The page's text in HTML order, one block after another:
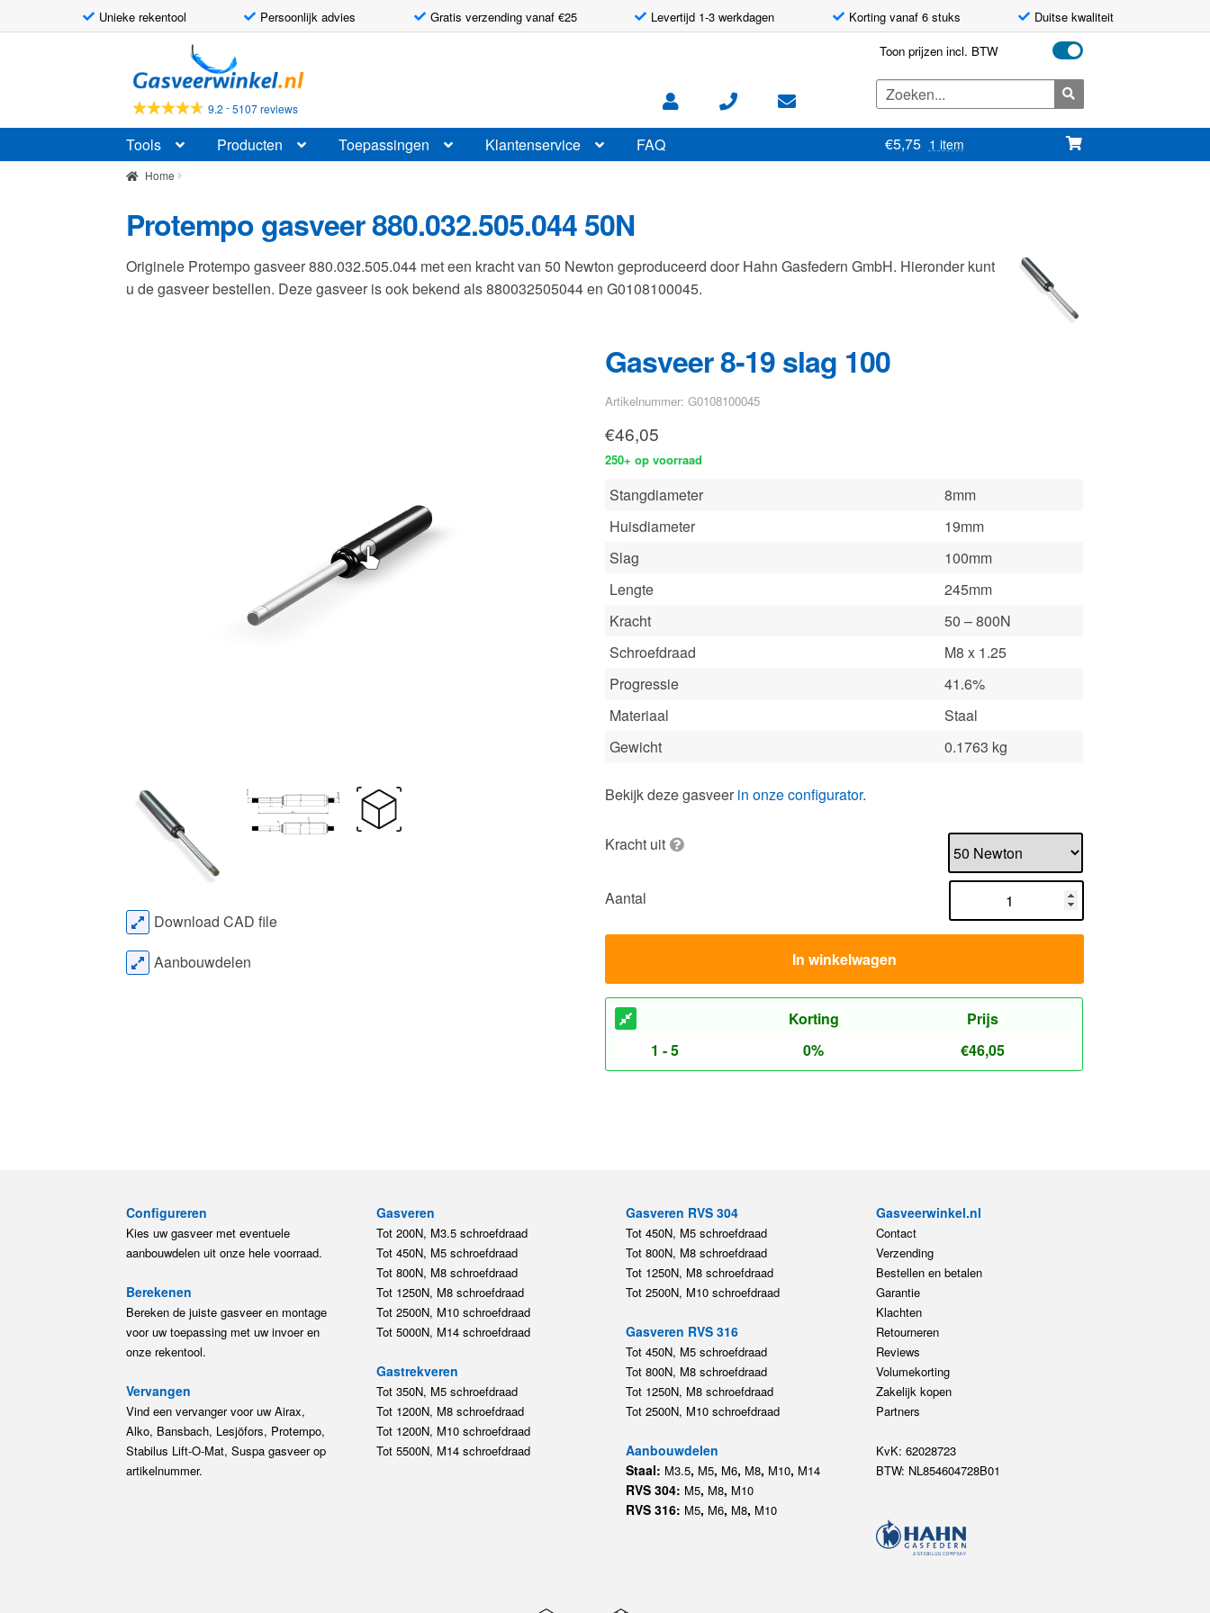
Unieke rekentool Persoonlijk advies Gratis verzending vanaf €25 Levertijd 1-3 werkdagen Korting vanaf 6 stuks Duitse kwaliteit
door
naar
navigatie
naar
de
inhoud
9.2 -5107 reviews
Toon prijzen incl. BTW
Zoeken
naar:
Tools Producten Toepassingen Klantenservice FAQ €5,75 1 item
Home
Protempo gasveer 880.032.505.044 50N
Originele Protempo gasveer 880.032.505.044 met een kracht van 50 Newton geproduceerd door Hahn Gasfedern GmbH. Hieronder kunt
u de gasveer bestellen. Deze gasveer is ook bekend als 880032505044 en G0108100045.
Gasveer 8-19 slag 100
Artikelnummer: G0108100045
€46,05
250+ op voorraad
Stangdiameter
8mm
Huisdiameter
19mm
Slag
100mm
Lengte
245mm
Kracht
50 – 800N
Schroefdraad
M8 x 1.25
Progressie
41.6%
Materiaal
Staal
Gewicht
0.1763 kg
Bekijk deze gasveer in onze configurator.
Kracht uit
Aantal
In winkelwagen
Korting
Prijs
1 - 5
0% €46,05
Download CAD file
Aanbouwdelen
Configureren
Kies uw gasveer met eventuele
aanbouwdelen uit onze hele voorraad.
Berekenen
Bereken de juiste gasveer en montage
voor uw toepassing met uw invoer en
onze rekentool.
Vervangen
Vind een vervanger voor uw Airax,
Alko, Bansbach, Lesjöfors, Protempo,
Stabilus Lift-O-Mat, Suspa gasveer op
artikelnummer.
Gasveren
Tot 200N, M3.5 schroefdraad
Tot 450N, M5 schroefdraad
Tot 800N, M8 schroefdraad
Tot 1250N, M8 schroefdraad
Tot 2500N, M10 schroefdraad
Tot 5000N, M14 schroefdraad
Gastrekveren
Tot 350N, M5 schroefdraad
Tot 1200N, M8 schroefdraad
Tot 1200N, M10 schroefdraad
Tot 5500N, M14 schroefdraad
Gasveren RVS 304
Tot 450N, M5 schroefdraad
Tot 800N, M8 schroefdraad
Tot 1250N, M8 schroefdraad
Tot 2500N, M10 schroefdraad
Gasveren RVS 316
Tot 450N, M5 schroefdraad
Tot 800N, M8 schroefdraad
Tot 1250N, M8 schroefdraad
Tot 2500N, M10 schroefdraad
Aanbouwdelen
Staal: M3.5, M5, M6, M8, M10, M14
RVS 304: M5, M8, M10
RVS 316: M5, M6, M8, M10
Gasveerwinkel.nl
Contact
Verzending
Bestellen en betalen
Garantie
Klachten
Retourneren
Reviews
Volumekorting
Zakelijk kopen
Partners
KvK: 62028723
BTW: NL854604728B01